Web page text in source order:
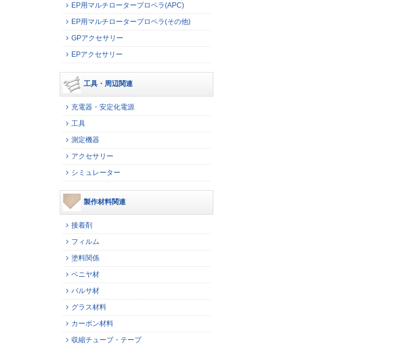
EP用マルチロータープロペラ(APC)
EP用マルチロータープロペラ(その他)
GPアクセサリー
EPアクセサリー
工具・周辺関連
充電器・安定化電源
工具
測定機器
アクセサリー
シミュレーター
製作材料関連
接着剤
フィルム
塗料関係
ベニヤ材
バルサ材
グラス材料
カーボン材料
収縮チューブ・テープ